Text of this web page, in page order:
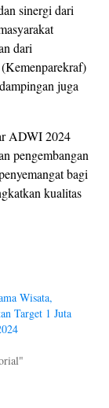
sinergi dari
dari
juga
ADWI 2024
pengembangan
bagi
kualitas
Wisata,
Target 1 Juta